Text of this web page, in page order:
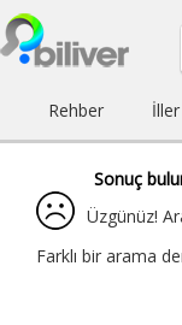
Rehber İller
Sonuç
Üzgünüz!
Farklı bir arama